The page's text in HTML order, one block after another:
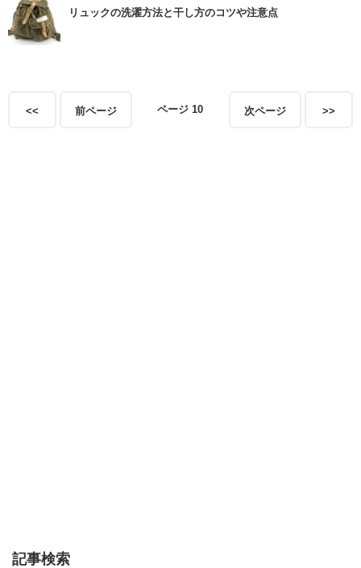
リュックの洗濯方法と干し方のコツや注意点
ページ 10
<< 前ページ 次ページ >>
記事検索